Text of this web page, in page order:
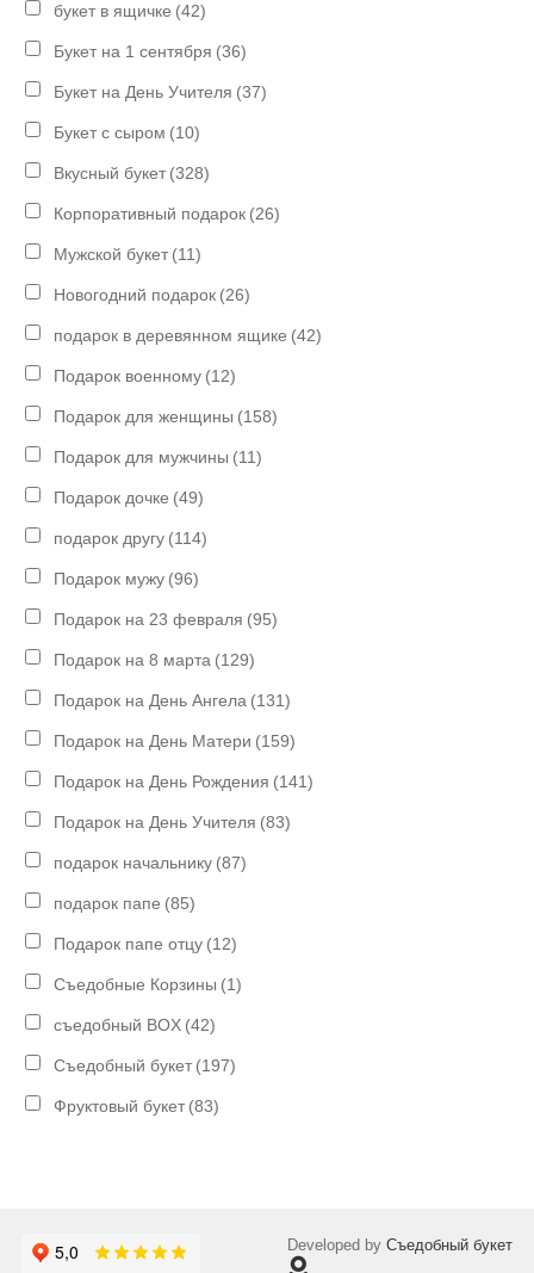
букет в ящичке (42)
Букет на 1 сентября (36)
Букет на День Учителя (37)
Букет с сыром (10)
Вкусный букет (328)
Корпоративный подарок (26)
Мужской букет (11)
Новогодний подарок (26)
подарок в деревянном ящике (42)
Подарок военному (12)
Подарок для женщины (158)
Подарок для мужчины (11)
Подарок дочке (49)
подарок другу (114)
Подарок мужу (96)
Подарок на 23 февраля (95)
Подарок на 8 марта (129)
Подарок на День Ангела (131)
Подарок на День Матери (159)
Подарок на День Рождения (141)
Подарок на День Учителя (83)
подарок начальнику (87)
подарок папе (85)
Подарок папе отцу (12)
Съедобные Корзины (1)
съедобный BOX (42)
Съедобный букет (197)
Фруктовый букет (83)
Developed byСъедобный букет